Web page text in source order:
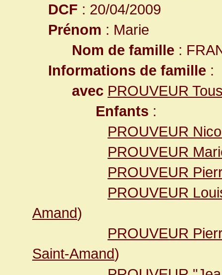
DCF : 20/04/2009
Prénom : Marie
Nom de famille :
Informations de famille :
avec PROUVEUR
Enfants :
PROUVEUR
PROUVEUR
PROUVEUR
PROUVEUR
Amand)
PROUVEUR
Saint-Amand)